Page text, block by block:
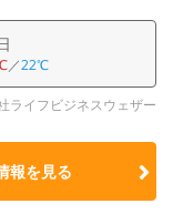
／22℃
ライフビジネスウェザー
報を見る